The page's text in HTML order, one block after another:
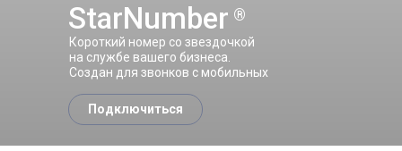
StarNumber
Короткий номер со звездочкой
на службе вашего бизнеса.
Создан для звонков с мобильных
Подключиться
®